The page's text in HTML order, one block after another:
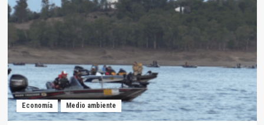
un
pleno
urgente
para
mañana
martes
Economía Medio ambiente